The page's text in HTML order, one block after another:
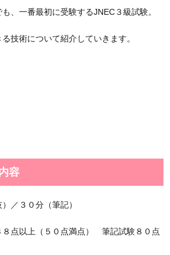
、一番最初に受験するJNEC３級試験。
技術について紹介していきます。
容
／３０分（筆記）
点以上（５０点満点） 筆記試験８０点